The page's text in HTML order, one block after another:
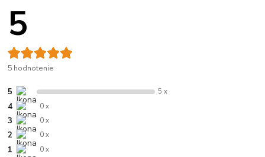
5
5 hodnotenie
5 5 x
4 0 x
3 0 x
2 0 x
1 0 x